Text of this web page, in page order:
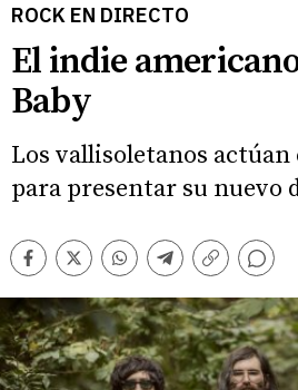
ROCK EN DIRECTO
El indie
Baby
Los vallisoletanos actúan
para presentar su nuevo
Facebook
TwitterWhatsappTelegram
Copiar
Comentarios